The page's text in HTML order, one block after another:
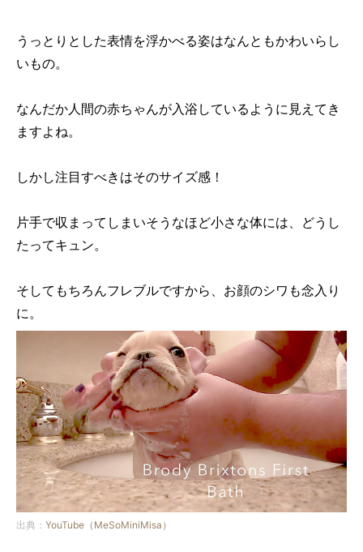
うっとりとした表情を浮かべる姿はなんともかわいらし
いもの。
なんだか人間の赤ちゃんが入浴しているように見えてき
ますよね。
しかし注目すべきはそのサイズ感！
片手で収まってしまいそうなほど小さな体には、どうし
たってキュン。
そしてもちろんフレブルですから、お顔のシワも念入り
に。
出典： YouTube（MeSoMiniMisa）